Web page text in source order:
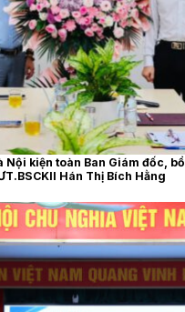
Nội kiện toàn Ban Giám đốc,
Hán Thị Bích Hằng